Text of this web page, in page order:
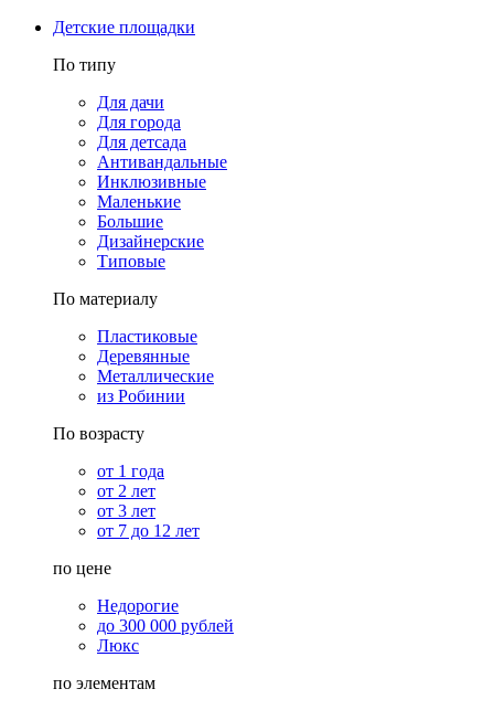
Детские площадки
По типу
Для дачи
Для города
Для детсада
Антивандальные
Инклюзивные
Маленькие
Большие
Дизайнерские
Типовые
По материалу
Пластиковые
Деревянные
Металлические
из Робинии
По возрасту
от 1 года
от 2 лет
от 3 лет
от 7 до 12 лет
по цене
Недорогие
до 300 000 рублей
Люкс
по элементам